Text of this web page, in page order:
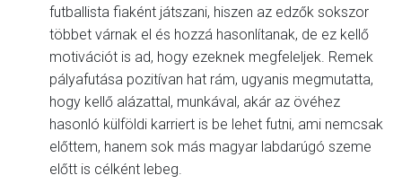
futballista fiaként játszani, hiszen az edzők sokszor
többet várnak el és hozzá hasonlítanak, de ez kellő
motivációt is ad, hogy ezeknek megfeleljek. Remek
pályafutása pozitívan hat rám, ugyanis megmutatta,
hogy kellő alázattal, munkával, akár az övéhez
hasonló külföldi karriert is be lehet futni, ami nemcsak
előttem, hanem sok más magyar labdarúgó szeme
előtt is célként lebeg.